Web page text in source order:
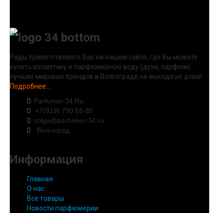
Рады приветствовать Вас на нашем сайте, где Вы можете
купить косметику и парфюмерную воду (духи, парфюм)
лучших мировых брендов в Волгограде не выходя из дома!
Подробнее...
Parfumer-34.Ru
+7(919) 790 55 85
volga@parfumer-34.ru
Волгоград
Информация
Главная
О нас
Все товары
Новости парфюмерии